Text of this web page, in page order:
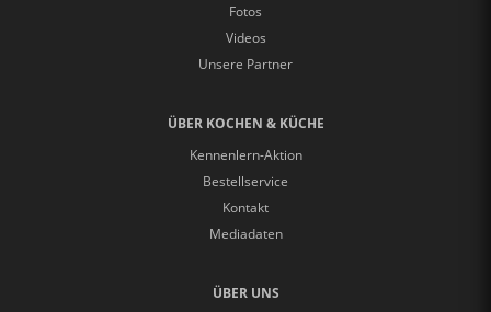
Fotos
Videos
Unsere Partner
ÜBER KOCHEN & KÜCHE
Kennenlern-Aktion
Bestellservice
Kontakt
Mediadaten
ÜBER UNS